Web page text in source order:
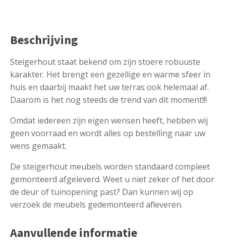
Beschrijving
Steigerhout staat bekend om zijn stoere robuuste
karakter. Het brengt een gezellige en warme sfeer in
huis en daarbij maakt het uw terras ook helemaal af.
Daarom is het nog steeds de trend van dit moment!!!
Omdat iedereen zijn eigen wensen heeft, hebben wij
geen voorraad en wordt alles op bestelling naar uw
wens gemaakt.
De steigerhout meubels worden standaard compleet
gemonteerd afgeleverd. Weet u niet zeker of het door
de deur of tuinopening past? Dan kunnen wij op
verzoek de meubels gedemonteerd afleveren.
Aanvullende informatie